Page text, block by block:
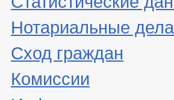
Нотариальные дела
Сход граждан
Комиссии